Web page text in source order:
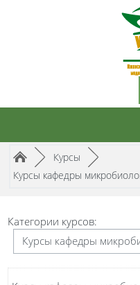
Перейти к основному
Путь к странице
/► Курсы /►
Курсы кафедры
Категории курсов: